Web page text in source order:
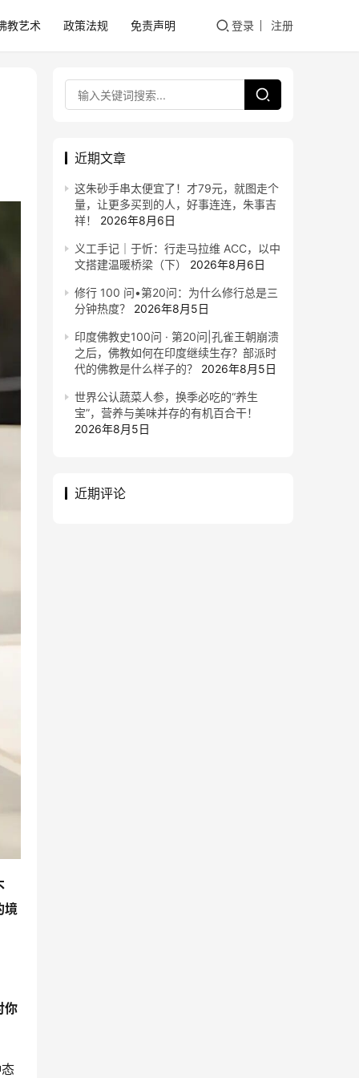
教艺术 政策法规 免责声明 登录 注册
境
你
近期文章
这朱砂手串太便宜了！才79元，就图走个
量，让更多买到的人，好事连连，朱事吉
祥！
2026年8月6日
义工手记｜于忻：行走马拉维 ACC，以中
文搭建温暖桥梁（下）
2026年8月6日
修行 100 问•第20问：为什么修行总是三
分钟热度？
2026年8月5日
印度佛教史100问 · 第20问|孔雀王朝崩溃
之后，佛教如何在印度继续生存？部派时
代的佛教是什么样子的？
2026年8月5日
世界公认蔬菜人参，换季必吃的“养生
宝”，营养与美味并存的有机百合干！
2026年8月5日
近期评论